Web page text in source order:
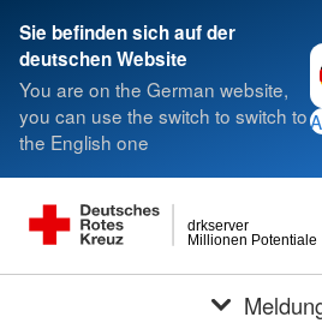
Sie befinden sich auf der
deutschen Website
You are on the German website,
you can use the switch to switch to
the English one
Millionen Potentiale
drkserver